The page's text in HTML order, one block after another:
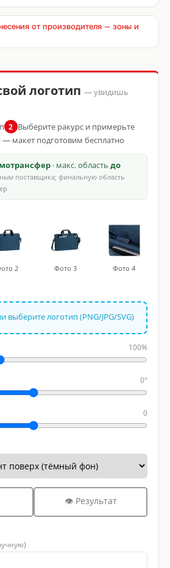
от производителя — зоны и
логотип — увидишь
2 Выберите ракурс и примерьте
— макет подготовим бесплатно
· макс. область до
поставщика; финальную область
2 Фото 3 Фото 4
выберите логотип (PNG/JPG/SVG)
100%
0°
0
👁 Результат